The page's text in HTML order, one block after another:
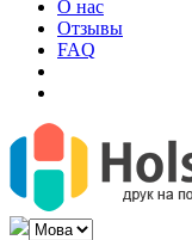
О нас
Отзывы
FAQ